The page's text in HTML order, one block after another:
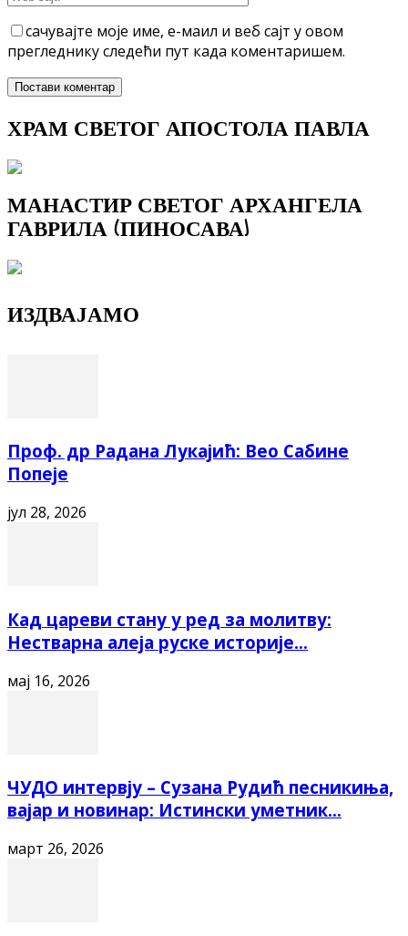
сачувајте моје име, е-маил и веб сајт у овом
прегледнику следећи пут када коментаришем.
ХРАМ СВЕТОГ АПОСТОЛА ПАВЛА
МАНАСТИР СВЕТОГ АРХАНГЕЛА
ГАВРИЛА (ПИНОСАВА)
ИЗДВАЈАМО
Проф. др Радана Лукајић: Вео Сабине
Попеје
јул 28, 2026
Кад цареви стану у ред за молитву:
Нестварна алеја руске историје...
мај 16, 2026
ЧУДО интервју – Сузана Рудић песникиња,
вајар и новинар: Истински уметник...
март 26, 2026